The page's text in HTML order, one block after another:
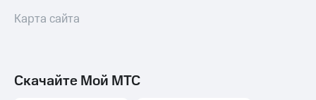
Карта сайта
Скачайте Мой МТС